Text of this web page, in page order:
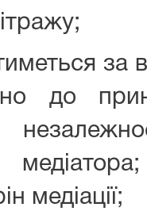
за
до
медіації;